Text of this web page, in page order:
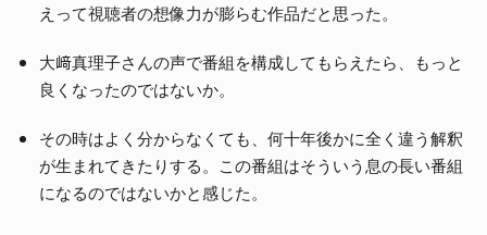
えって視聴者の想像力が膨らむ作品だと思った。
大﨑真理子さんの声で番組を構成してもらえたら、もっと
良くなったのではないか。
その時はよく分からなくても、何十年後かに全く違う解釈
が生まれてきたりする。この番組はそういう息の長い番組
になるのではないかと感じた。